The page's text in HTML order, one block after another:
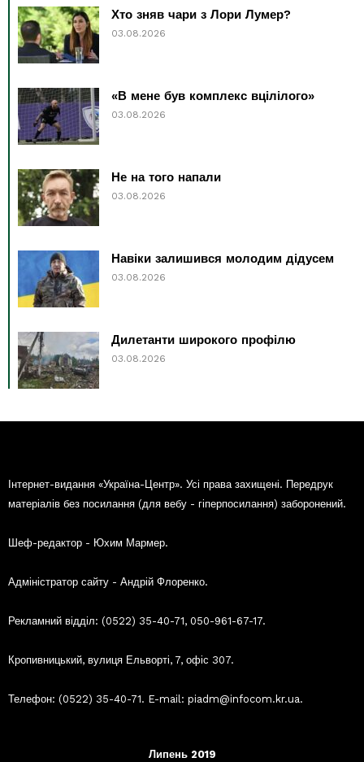
Хто зняв чари з Лори Лумер?
03.08.2026
«В мене був комплекс вцілілого»
03.08.2026
Не на того напали
03.08.2026
Навіки залишився молодим дідусем
03.08.2026
Дилетанти широкого профілю
03.08.2026
Інтернет-видання «Україна-Центр». Усі права захищені. Передрук
матеріалів без посилання (для вебу - гіперпосилання) заборонений.
Шеф-редактор - Юхим Мармер.
Адміністратор сайту - Андрій Флоренко.
Рекламний відділ: (0522) 35-40-71, 050-961-67-17.
Кропивницький, вулиця Ельворті, 7, офіс 307.
Телефон: (0522) 35-40-71. E-mail: piadm@infocom.kr.ua.
Липень 2019